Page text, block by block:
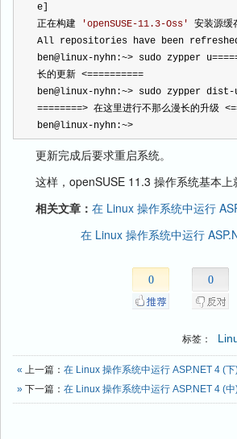
e]
正在构建
'openSUSE-11.3-Oss '
安装源
All repositories have been
ben@linux-nyhn:~> sudo zypper u
长的更新 <==========
ben@linux-nyhn:~> sudo zypper dist -
========> 在这里进行不那么漫长的升级
ben@linux-nyhn:~>
更新完成后要求重启系统。
这样，openSUSE 11.3 操作系统基本上
相关文章： 在 Linux 操作系统中运行
在 Linux 操作系统中运行
0 0
标签：
« 上一篇： 在 Linux 操作系统中运行 ASP.NET 4 (下
» 下一篇： 在 Linux 操作系统中运行 ASP.NET 4 (中